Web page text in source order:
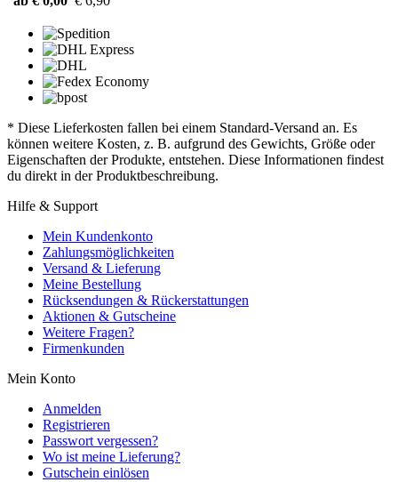
* Diese Lieferkosten fallen bei einem Standard-Versand an. Es
können weitere Kosten, z. B. aufgrund des Gewichts, Größe oder
Eigenschaften der Produkte, entstehen. Diese Informationen findest
du direkt in der Produktbeschreibung.
Hilfe & Support
Mein Kundenkonto
Zahlungsmöglichkeiten
Versand & Lieferung
Meine Bestellung
Rücksendungen & Rückerstattungen
Aktionen & Gutscheine
Weitere Fragen?
Firmenkunden
Mein Konto
Anmelden
Registrieren
Passwort vergessen?
Wo ist meine Lieferung?
Gutschein einlösen